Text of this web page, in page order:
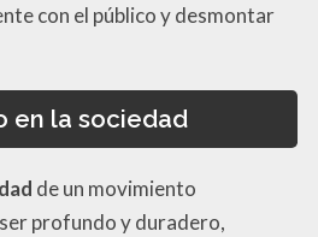
con el público y desmontar
en la sociedad
de un movimiento
profundo y duradero,